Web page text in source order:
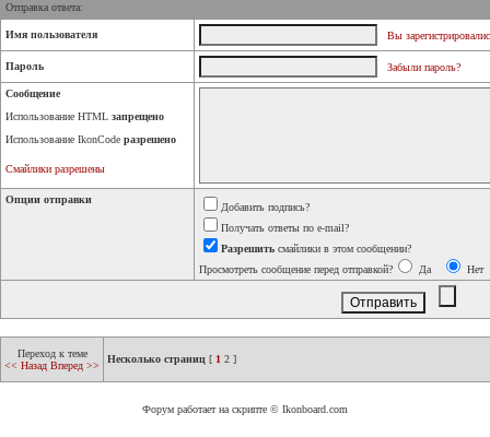
Отправка ответа:
Имя пользователя Вы
Пароль Забыли пароль?
Сообщение
Использование HTML запрещено
Использование IkonCode разрешено
Смайлики разрешены
Опции отправки
Добавить подпись?
Получать ответы по e-mail?
Разрешить смайлики в этом сообщении?
Просмотреть сообщение перед отправкой?
Да Нет
Переход к теме
<< Назад Вперед >>
Несколько страниц [ 1 2 ]
Форум работает на скрипте © Ikonboard.com